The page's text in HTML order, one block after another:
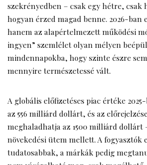
szekrényedben – csak egy hétre, csak
hogyan érzed magad benne. 2026-ban
hanem az alapértelmezett működési
ingyen” szemlélet olyan mélyen
mindennapokba, hogy szinte észre
mennyire természetessé vált.
A globális előfizetéses piac értéke
az 556 milliárd dollárt, és az
meghaladhatja az 1500 milliárd dollárt
növekedési ütem mellett. A fogyasztók
tudatosabbak, a márkák pedig